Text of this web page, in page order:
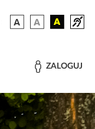
ZALOGUJ